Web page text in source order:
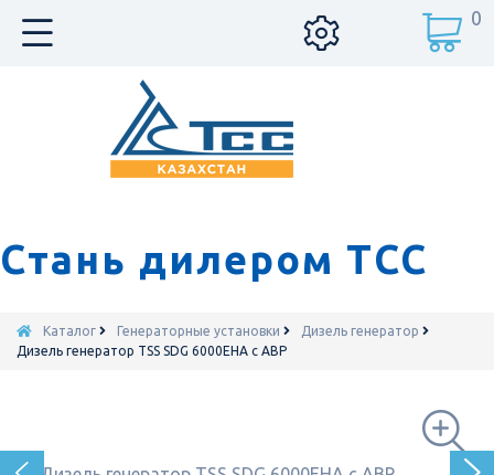
Стань дилером ТСС
0
Каталог Генераторные установки
Дизель генератор
Дизель генератор TSS SDG 6000EHA с АВР